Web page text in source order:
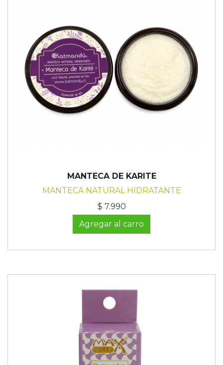
MANTECA DE KARITE
MANTECA NATURAL HIDRATANTE
$ 7.990
Agregar al carro